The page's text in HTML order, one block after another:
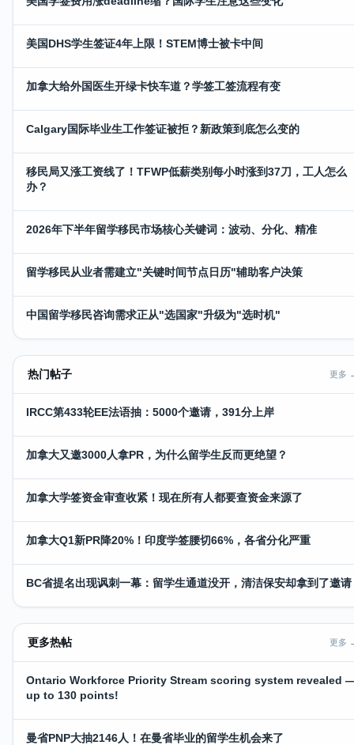
美国DHS学生签证4年上限！STEM博士被卡中间
加拿大给外国医生开绿卡快车道？学签工签流程有变
Calgary国际毕业生工作签证被拒？新政策到底怎么变的
移民局又涨工资线了！TFWP低薪类别每小时涨到37刀，工人怎么
办？
2026年下半年留学移民市场核心关键词：波动、分化、精准
留学移民从业者需建立"关键时间节点日历"辅助客户决策
中国留学移民咨询需求正从"选国家"升级为"选时机"
热门帖子 更多
IRCC第433轮EE法语抽：5000个邀请，391分上岸
加拿大又邀3000人拿PR，为什么留学生反而更绝望？
加拿大学签资金审查收紧！现在所有人都要查资金来源了
加拿大Q1新PR降20%！印度学签腰切66%，各省分化严重
BC省提名出现讽刺一幕：留学生通道没开，清洁保安却拿到了邀请
更多热帖 更多
Ontario Workforce Priority Stream scoring system revealed
up to 130 points!
曼省PNP大抽2146人！在曼省毕业的留学生机会来了